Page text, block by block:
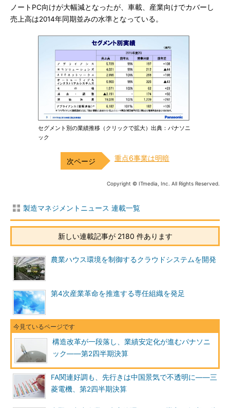
ノートPC向けが大幅減となったが、車載、産業向けでカバーし
売上高は2014年同期並みの水準となっている。
セグメント別の業績推移（クリックで拡大）出典：パナソニ
ック
重点6事業は明暗
Copyright © ITmedia, Inc. All Rights Reserved.
製造マネジメントニュース 連載一覧
新しい連載記事が 2180 件あります
農業ハウス環境を制御するクラウドシステムを開発
第4次産業革命を推進する専任組織を発足
構造改革が一段落し、業績安定化が進むパナソニ
ック――第2四半期決算
FA関連好調も、先行きは中国景気で不透明に――三
菱電機、第2四半期決算